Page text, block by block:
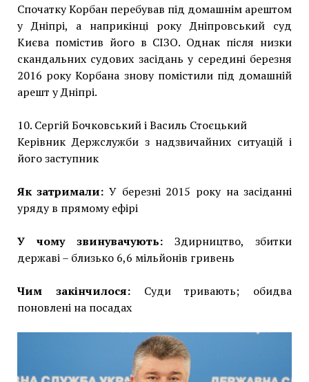
Спочатку Корбан перебував під домашнім арештом
у Дніпрі, а наприкінці року Дніпровський суд
Києва помістив його в СІЗО. Однак після низки
скандальних судових засідань у середині березня
2016 року Корбана знову помістили під домашній
арешт у Дніпрі.
10. Сергій Бочковський і Василь Стоєцький
Керівник Держслужби з надзвичайних ситуацій і
його заступник
Як затримали:У березні 2015 року на засіданні
уряду в прямому ефірі
У чому звинувачують:Здирництво, збитки
державі – близько 6,6 мільйонів гривень
Чим закінчилося: Суди тривають; обидва
поновлені на посадах